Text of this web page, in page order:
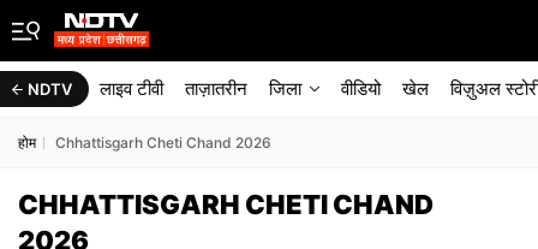
NDTV लाइव टीवी ताज़ातरीन जिला वीडियो खेल विज़ुअल
होम Chhattisgarh Cheti Chand 2026
CHHATTISGARH CHETI CHAND
2026